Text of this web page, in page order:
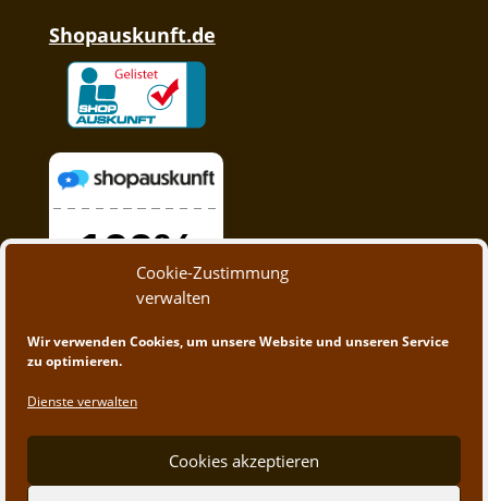
Cookie-Zustimmung
verwalten
Wir verwenden Cookies, um unsere Website und unseren Service
zu optimieren.
Dienste verwalten
Cookies akzeptieren
Shopauskunft.de